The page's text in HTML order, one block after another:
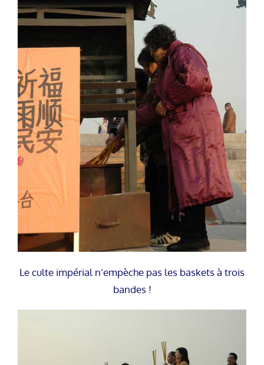
Le culte impérial n’empèche pas les baskets à trois
bandes !